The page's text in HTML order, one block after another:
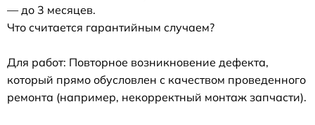
— до 3 месяцев.
Что считается гарантийным случаем?
Для работ: Повторное возникновение дефекта,
который прямо обусловлен с качеством проведенного
ремонта (например, некорректный монтаж запчасти).